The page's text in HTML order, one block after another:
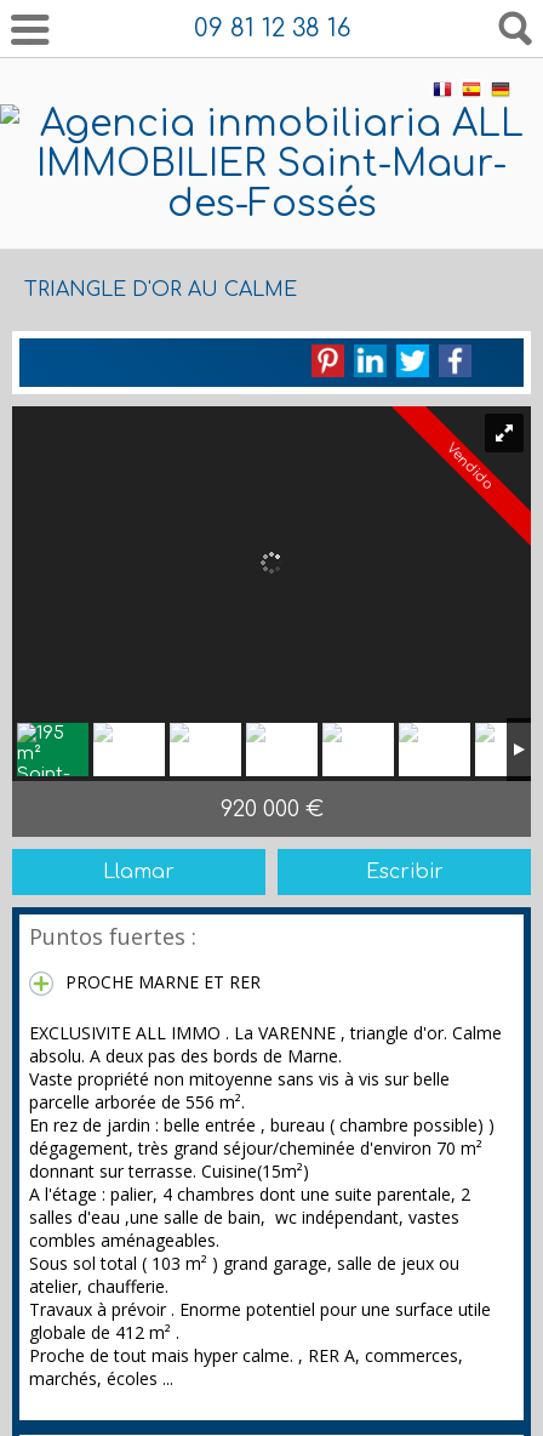
09 81 12 38 16
TRIANGLE D'OR AU CALME
Vendido
920 000 €
Llamar Escribir
Puntos fuertes :
PROCHE MARNE ET RER
EXCLUSIVITE ALL IMMO . La VARENNE , triangle d'or. Calme
absolu. A deux pas des bords de Marne.
Vaste propriété non mitoyenne sans vis à vis sur belle
parcelle arborée de 556 m².
En rez de jardin : belle entrée , bureau ( chambre possible) )
dégagement, très grand séjour/cheminée d'environ 70 m²
donnant sur terrasse. Cuisine(15m²)
A l'étage : palier, 4 chambres dont une suite parentale, 2
salles d'eau ,une salle de bain, wc indépendant, vastes
combles aménageables.
Sous sol total ( 103 m² ) grand garage, salle de jeux ou
atelier, chaufferie.
Travaux à prévoir . Enorme potentiel pour une surface utile
globale de 412 m² .
Proche de tout mais hyper calme. , RER A, commerces,
marchés, écoles ...